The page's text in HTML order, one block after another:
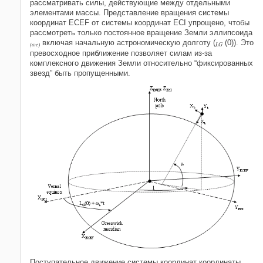
рассматривать силы, действующие между отдельными
элементами массы. Представление вращения системы
координат ECEF от системы координат ECI упрощено, чтобы
рассмотреть только постоянное вращение Земли эллипсоида
(ωe) включая начальную астрономическую долготу (LG (0)). Это
превосходное приближение позволяет силам из-за
комплексного движения Земли относительно “фиксированных
звезд” быть пропущенными.